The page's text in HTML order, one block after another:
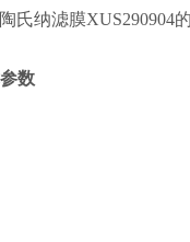
氏纳滤膜XUS290904
数